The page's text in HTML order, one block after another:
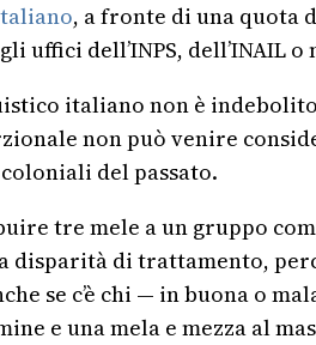
, a fronte di una quota
uffici dell’INPS,
italiano non è
non può venire
del passato.
tre mele a un gruppo
disparità di trattamento,
se c’è chi — in buona o
e una mela e mezza al